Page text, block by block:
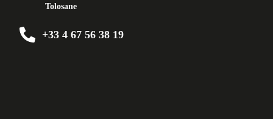
Tolosane
+33 4 67 56 38 19